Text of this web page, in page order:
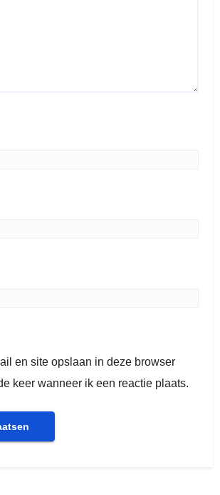
en site opslaan in deze browser
keer wanneer ik een reactie plaats.